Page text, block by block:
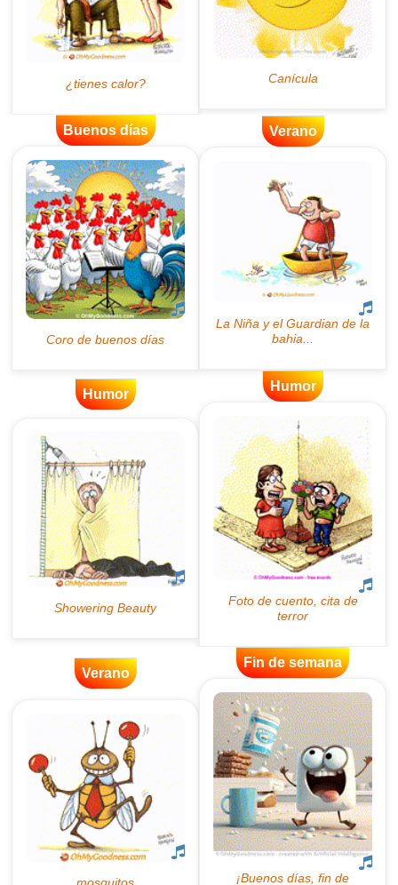
Buenos días Verano
Humor
Humor
Verano
Fin de semana